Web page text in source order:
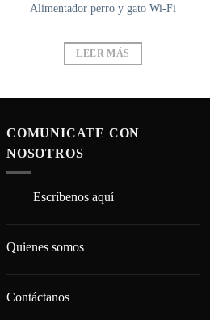
Alimentador perro y gato Wi-Fi
LEER MÁS
COMUNICATE CON
NOSOTROS
Escríbenos aquí
Quienes somos
Contáctanos